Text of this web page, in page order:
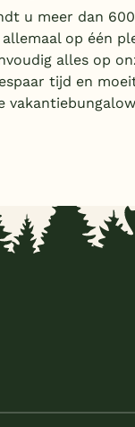
u meer dan
op één
alles op
tijd en